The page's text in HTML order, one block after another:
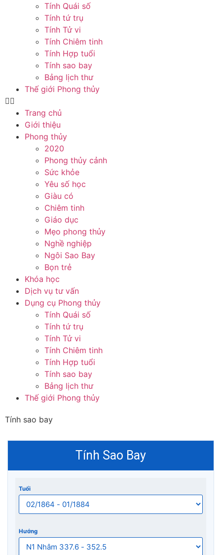
Tính Quái số
Tính tứ trụ
Tính Tử vi
Tính Chiêm tinh
Tính Hợp tuổi
Tính sao bay
Bảng lịch thư
Thế giới Phong thủy
Trang chủ
Giới thiệu
Phong thủy
2020
Phong thủy cảnh
Sức khỏe
Yêu số học
Giàu có
Chiêm tinh
Giáo dục
Mẹo phong thủy
Nghề nghiệp
Ngôi Sao Bay
Bọn trẻ
Khóa học
Dịch vụ tư vấn
Dụng cụ Phong thủy
Tính Quái số
Tính tứ trụ
Tính Tử vi
Tính Chiêm tinh
Tính Hợp tuổi
Tính sao bay
Bảng lịch thư
Thế giới Phong thủy
Tính sao bay
Tính Sao Bay
Tuổi
Hướng